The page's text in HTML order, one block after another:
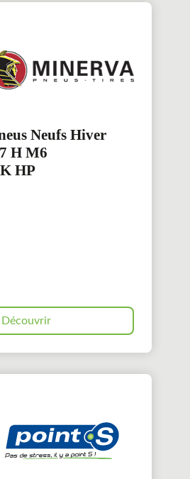
Neufs Hiver
H M6
HP
Découvrir